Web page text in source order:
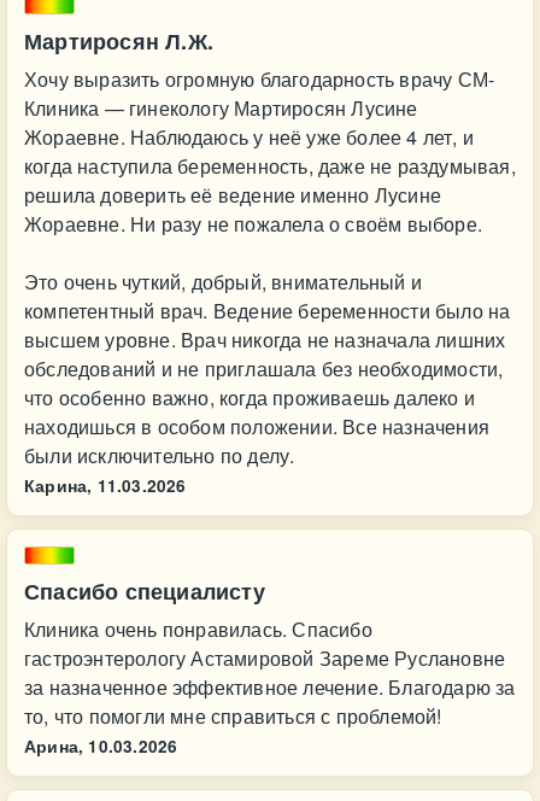
Мартиросян Л.Ж.
Хочу выразить огромную благодарность врачу СМ-
Клиника — гинекологу Мартиросян Лусине
Жораевне. Наблюдаюсь у неё уже более 4 лет, и
когда наступила беременность, даже не раздумывая,
решила доверить её ведение именно Лусине
Жораевне. Ни разу не пожалела о своём выборе.
Это очень чуткий, добрый, внимательный и
компетентный врач. Ведение беременности было на
высшем уровне. Врач никогда не назначала лишних
обследований и не приглашала без необходимости,
что особенно важно, когда проживаешь далеко и
находишься в особом положении. Все назначения
были исключительно по делу.
Карина, 11.03.2026
Спасибо специалисту
Клиника очень понравилась. Спасибо
гастроэнтерологу Астамировой Зареме Руслановне
за назначенное эффективное лечение. Благодарю за
то, что помогли мне справиться с проблемой!
Арина, 10.03.2026